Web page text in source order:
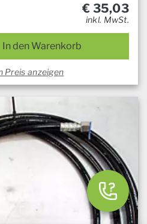
€ 35,03
inkl. MwSt.
In den Warenkorb
Preis anzeigen